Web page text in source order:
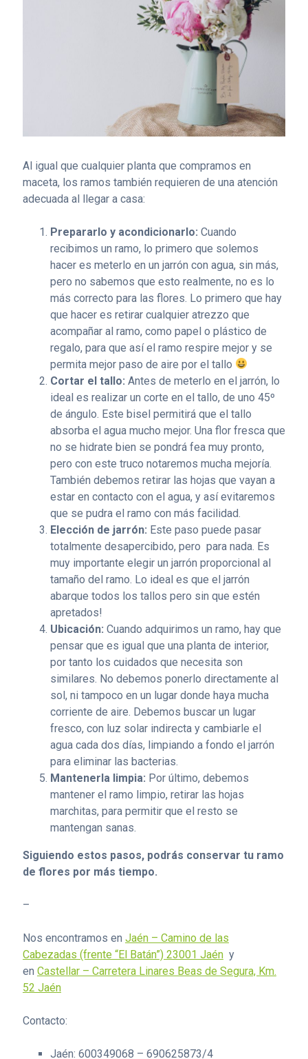
Al igual que cualquier planta que compramos en
maceta, los ramos también requieren de una atención
adecuada al llegar a casa:
Prepararlo y acondicionarlo: Cuando
recibimos un ramo, lo primero que solemos
hacer es meterlo en un jarrón con agua, sin más,
pero no sabemos que esto realmente, no es lo
más correcto para las flores. Lo primero que hay
que hacer es retirar cualquier atrezzo que
acompañar al ramo, como papel o plástico de
regalo, para que así el ramo respire mejor y se
permita mejor paso de aire por el tallo
Cortar el tallo: Antes de meterlo en el jarrón, lo
ideal es realizar un corte en el tallo, de uno 45º
de ángulo. Este bisel permitirá que el tallo
absorba el agua mucho mejor. Una flor fresca que
no se hidrate bien se pondrá fea muy pronto,
pero con este truco notaremos mucha mejoría.
También debemos retirar las hojas que vayan a
estar en contacto con el agua, y así evitaremos
que se pudra el ramo con más facilidad.
Elección de jarrón: Este paso puede pasar
totalmente desapercibido, pero para nada. Es
muy importante elegir un jarrón proporcional al
tamaño del ramo. Lo ideal es que el jarrón
abarque todos los tallos pero sin que estén
apretados!
Ubicación: Cuando adquirimos un ramo, hay que
pensar que es igual que una planta de interior,
por tanto los cuidados que necesita son
similares. No debemos ponerlo directamente al
sol, ni tampoco en un lugar donde haya mucha
corriente de aire. Debemos buscar un lugar
fresco, con luz solar indirecta y cambiarle el
agua cada dos días, limpiando a fondo el jarrón
para eliminar las bacterias.
Mantenerla limpia: Por último, debemos
mantener el ramo limpio, retirar las hojas
marchitas, para permitir que el resto se
mantengan sanas.
Siguiendo estos pasos, podrás conservar tu ramo
de flores por más tiempo.
–
Nos encontramos en Jaén – Camino de las
Cabezadas (frente “El Batán”) 23001 Jaény
en Castellar – Carretera Linares Beas de Segura, Km.
52 Jaén
Contacto:
Jaén: 600349068 – 690625873/4